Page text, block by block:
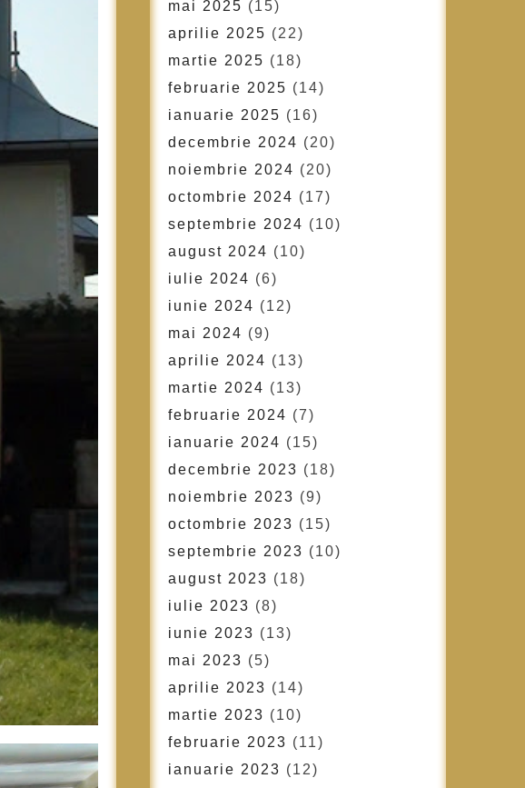
mai 2025 (15)
aprilie 2025 (22)
martie 2025 (18)
februarie 2025 (14)
ianuarie 2025 (16)
decembrie 2024 (20)
noiembrie 2024 (20)
octombrie 2024 (17)
septembrie 2024 (10)
august 2024 (10)
iulie 2024 (6)
iunie 2024 (12)
mai 2024 (9)
aprilie 2024 (13)
martie 2024 (13)
februarie 2024 (7)
ianuarie 2024 (15)
decembrie 2023 (18)
noiembrie 2023 (9)
octombrie 2023 (15)
septembrie 2023 (10)
august 2023 (18)
iulie 2023 (8)
iunie 2023 (13)
mai 2023 (5)
aprilie 2023 (14)
martie 2023 (10)
februarie 2023 (11)
ianuarie 2023 (12)